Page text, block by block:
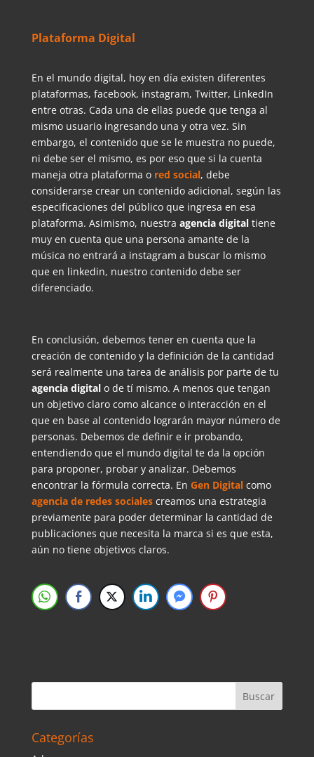
Plataforma Digital
En el mundo digital, hoy en día existen diferentes
plataformas, facebook, instagram, Twitter, LinkedIn
entre otras. Cada una de ellas puede que tenga al
mismo usuario ingresando una y otra vez. Sin
embargo, el contenido que se le muestra no puede,
ni debe ser el mismo, es por eso que si la cuenta
maneja otra plataforma o red social, debe
considerarse crear un contenido adicional, según las
especificaciones del público que ingresa en esa
plataforma. Asimismo, nuestra agencia digitaltiene
muy en cuenta que una persona amante de la
música no entrará a instagram a buscar lo mismo
que en linkedin, nuestro contenido debe ser
diferenciado.
En conclusión, debemos tener en cuenta que la
creación de contenido y la definición de la cantidad
será realmente una tarea de análisis por parte de tu
agencia digitalo de tí mismo. A menos que tengan
un objetivo claro como alcance o interacción en el
que en base al contenido lograrán mayor número de
personas. Debemos de definir e ir probando,
entendiendo que el mundo digital te da la opción
para proponer, probar y analizar. Debemos
encontrar la fórmula correcta. En Gen Digital como
agencia de redes socialescreamos una estrategia
previamente para poder determinar la cantidad de
publicaciones que necesita la marca si es que esta,
aún no tiene objetivos claros.
Categorías